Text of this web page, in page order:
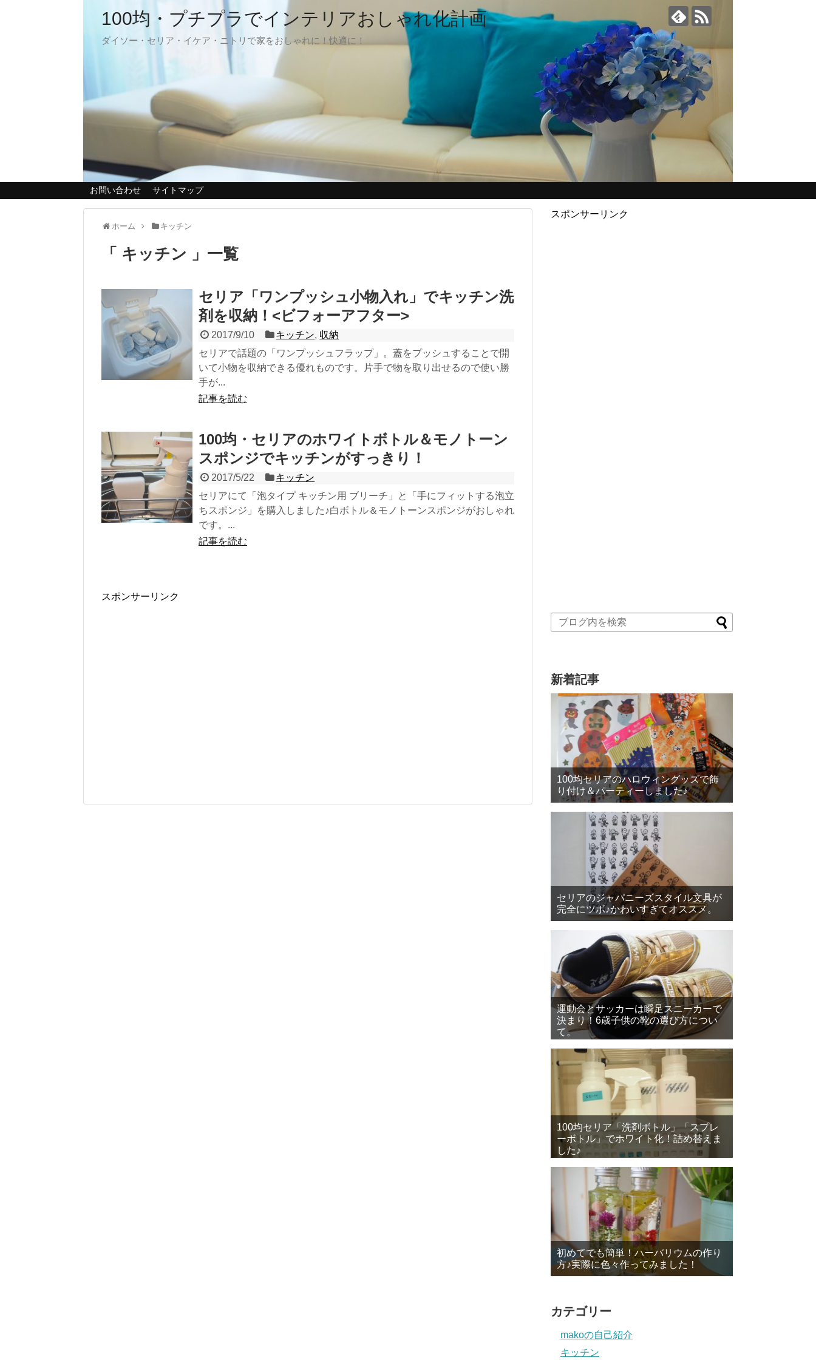
100均・プチプラでインテリアおしゃれ化計画
ダイソー・セリア・イケア・ニトリで家をおしゃれに！快適に！
お問い合わせ サイトマップ
ホーム キッチン
「 キッチン 」一覧
セリア「ワンプッシュ小物入れ」でキッチン洗
剤を収納！<ビフォーアフター>
2017/9/10 キッチン, 収納
セリアで話題の「ワンプッシュフラップ」。蓋をプッシュすることで開
いて小物を収納できる優れものです。片手で物を取り出せるので使い勝
手が...
記事を読む
100均・セリアのホワイトボトル＆モノトーン
スポンジでキッチンがすっきり！
2017/5/22
キッチン
セリアにて「泡タイプ キッチン用 ブリーチ」と「手にフィットする泡立
ちスポンジ」を購入しました♪白ボトル＆モノトーンスポンジがおしゃれ
です。...
記事を読む
スポンサーリンク
スポンサーリンク
新着記事
100均セリアのハロウィングッズで飾
り付け＆パーティーしました♪
セリアのジャパニーズスタイル文具が
完全にツボ♪かわいすぎてオススメ。
運動会とサッカーは瞬足スニーカーで
決まり！6歳子供の靴の選び方につい
て。
100均セリア「洗剤ボトル」「スプレ
ーボトル」でホワイト化！詰め替えま
した♪
初めてでも簡単！ハーバリウムの作り
方♪実際に色々作ってみました！
カテゴリー
makoの自己紹介
キッチン